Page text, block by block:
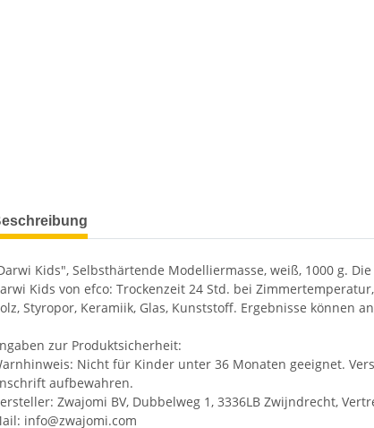
Kids", Selbsthärtende Modelliermasse, weiß, 1000 g.
Kids von efco: Trockenzeit 24 Std. bei
Styropor, Keramiik, Glas, Kunststoff. Ergebnisse können
zur Produktsicherheit:
Nicht für Kinder unter 36 Monaten geeignet.
aufbewahren.
Zwajomi BV, Dubbelweg 1, 3336LB Zwijndrecht,
info@zwajomi.com